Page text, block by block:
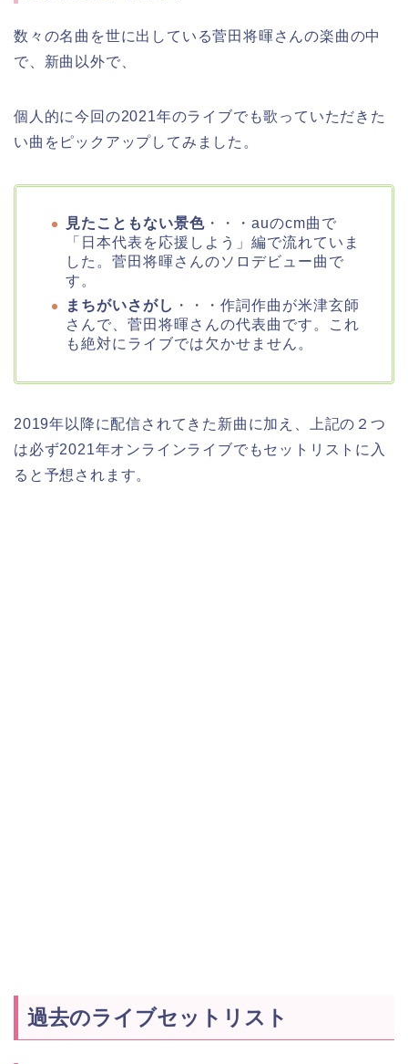
数々の名曲を世に出している菅田将暉さんの楽曲の中
で、新曲以外で、
個人的に今回の2021年のライブでも歌っていただきた
い曲をピックアップしてみました。
見たこともない景色 ・・・auのcm曲で
「日本代表を応援しよう」編で流れていま
した。菅田将暉さんのソロデビュー曲で
す。
まちがいさがし ・・・作詞作曲が米津玄師
さんで、菅田将暉さんの代表曲です。これ
も絶対にライブでは欠かせません。
2019年以降に配信されてきた新曲に加え、上記の２つ
は必ず2021年オンラインライブでもセットリストに入
ると予想されます。
過去のライブセットリスト